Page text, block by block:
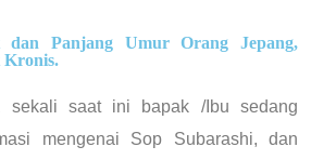
dan Panjang Umur Orang Jepang,
Kronis.
sekali saat ini bapak /Ibu sedang
mengenai Sop Subarashi, dan